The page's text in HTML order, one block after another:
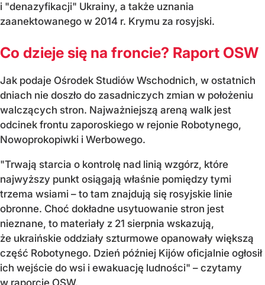
i "denazyfikacji" Ukrainy, a także uznania
zaanektowanego w 2014 r. Krymu za rosyjski.
Co dzieje się na froncie? Raport OSW
Jak podaje Ośrodek Studiów Wschodnich, w ostatnich
dniach nie doszło do zasadniczych zmian w położeniu
walczących stron. Najważniejszą areną walk jest
odcinek frontu zaporoskiego w rejonie Robotynego,
Nowoprokopiwki i Werbowego.
"Trwają starcia o kontrolę nad linią wzgórz, które
najwyższy punkt osiągają właśnie pomiędzy tymi
trzema wsiami – to tam znajdują się rosyjskie linie
obronne. Choć dokładne usytuowanie stron jest
nieznane, to materiały z 21 sierpnia wskazują,
że ukraińskie oddziały szturmowe opanowały większą
część Robotynego. Dzień później Kijów oficjalnie ogłosił
ich wejście do wsi i ewakuację ludności" – czytamy
w raporcie OSW.